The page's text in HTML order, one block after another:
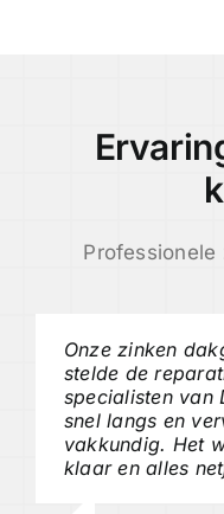
Onze zinken
stelde de
specialisten van
snel langs en
vakkundig. Het
klaar en alles